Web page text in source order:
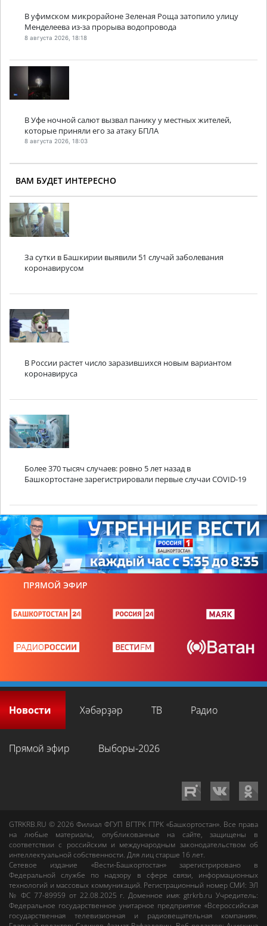
В уфимском микрорайоне Зеленая Роща затопило улицу
Менделеева из-за прорыва водопровода
8 августа 2026, 18:18
В Уфе ночной салют вызвал панику у местных жителей,
которые приняли его за атаку БПЛА
8 августа 2026, 18:03
ВАМ БУДЕТ ИНТЕРЕСНО
За сутки в Башкирии выявили 51 случай заболевания
коронавирусом
В России растет число заразившихся новым вариантом
коронавируса
Более 370 тысяч случаев: ровно 5 лет назад в
Башкортостане зарегистрировали первые случаи COVID-19
ПРЯМОЙ ЭФИР
Новости Хәбәрҙәр ТВ Радио
Прямой эфир Выборы-2026
GTRKRB.RU © 2026Филиал ФГУП ВГТРК ГТРК «Башкортостан». Все права
на любые материалы, опубликованные на сайте, защищены в
соответствии с российским и международным законодательством об
интеллектуальной собственности. Для лиц старше 16 лет.
Сетевое издание «Вести-Башкортостан»зарегистрировано в
Федеральной службе по надзору в сфере связи, информационных
технологий и массовых коммуникаций. Регистрационный номер СМИ: ЭЛ
№ ФС 77-89959 от 22.08.2025 г. Доменное имя:gtrkrb.ru Учредитель:
Федеральное государственное унитарное предприятие «Всероссийская
государственная телевизионная и радиовещательная компания».